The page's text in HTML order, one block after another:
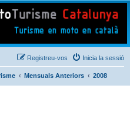
Inicia la sessió
Registreu-vos
Mensuals Anteriors 2008